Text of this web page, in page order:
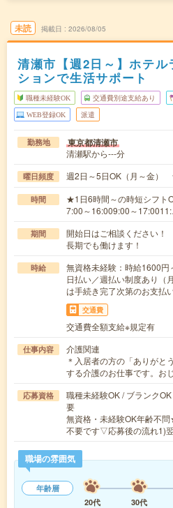
未読 掲載日 2026/08/05
清瀬市【週2日～】ホテ
ションで生活サポート
職種未経験OK 交通費別途支給あり
WEB登録OK 派遣
勤務地 東京都清瀬市
清瀬駅から---分
曜日頻度 週2日～5日OK（月～金）
時間
★1日6時間～の時短シフト
7:00～16:009:00～
期間
開始日はご相談ください
長期でも働けます！
時給
無資格未経験：時給1600
日払い／週払い制度あり（
は手続き完了次第のお支払
交通費
交通費全額支給※規定有
仕事内容
介護関連
＊入居者の方の「ありがと
する介護のお仕事です。お
応募資格
職種未経験OK / ブランク
要
無資格・未経験OK年齢不
不要です▽応募後の流れ1)
職場の雰囲気
年齢層
20代
30代